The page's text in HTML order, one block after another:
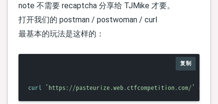
note 不需要 recaptcha 分享给 TJMike 才要。
打开我们的 postman / postwoman / curl
最基本的玩法是这样的：
复制
curl 'https://pasteurize.web.ctfcompetition.com/' -H